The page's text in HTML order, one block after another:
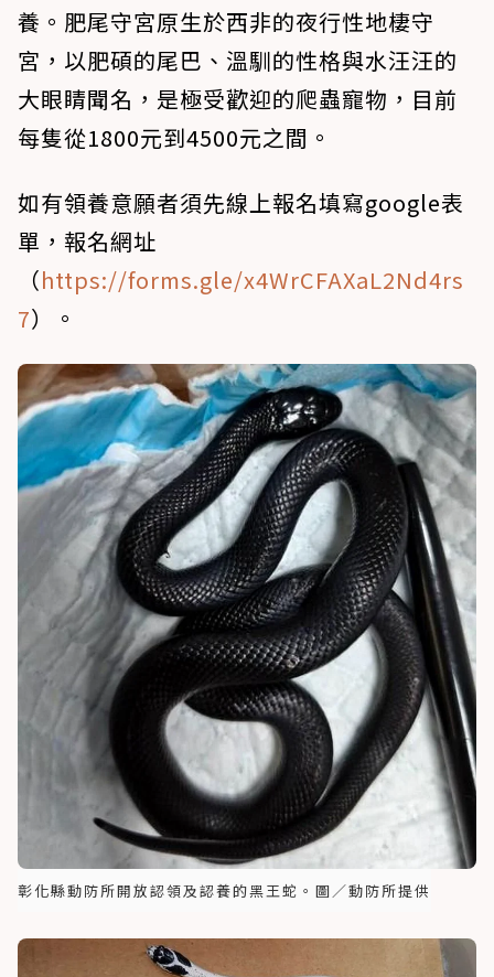
養。肥尾守宮原生於西非的夜行性地棲守
宮，以肥碩的尾巴、溫馴的性格與水汪汪的
大眼睛聞名，是極受歡迎的爬蟲寵物，目前
每隻從1800元到4500元之間。
如有領養意願者須先線上報名填寫google表
單，報名網址
（https://forms.gle/x4WrCFAXaL2Nd4rs
7）。
彰化縣動防所開放認領及認養的黑王蛇。圖／動防所提供